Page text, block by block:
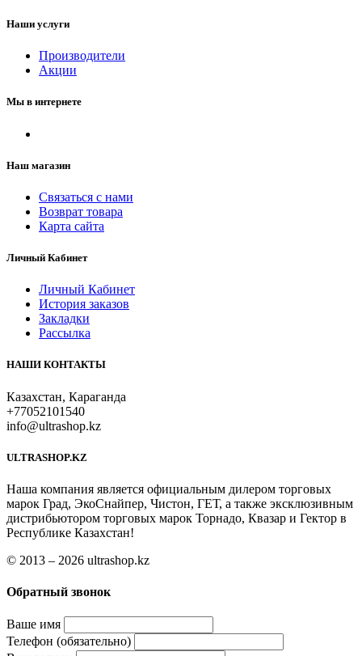
Наши услуги
Производители
Акции
Мы в интернете
Наш магазин
Связаться с нами
Возврат товара
Карта сайта
Личный Кабинет
Личный Кабинет
История заказов
Закладки
Рассылка
НАШИ КОНТАКТЫ
Казахстан, Караганда
+77052101540
info@ultrashop.kz
ULTRASHOP.KZ
Наша компания является официальным дилером торговых
марок Град, ЭкоСнайпер, Чистон, ГЕТ, а также эксклюзивным
дистрибьютором торговых марок Торнадо, Квазар и Гектор в
Республике Казахстан!
© 2013 – 2026 ultrashop.kz
Обратный звонок
Ваше имя
Телефон (обязательно)